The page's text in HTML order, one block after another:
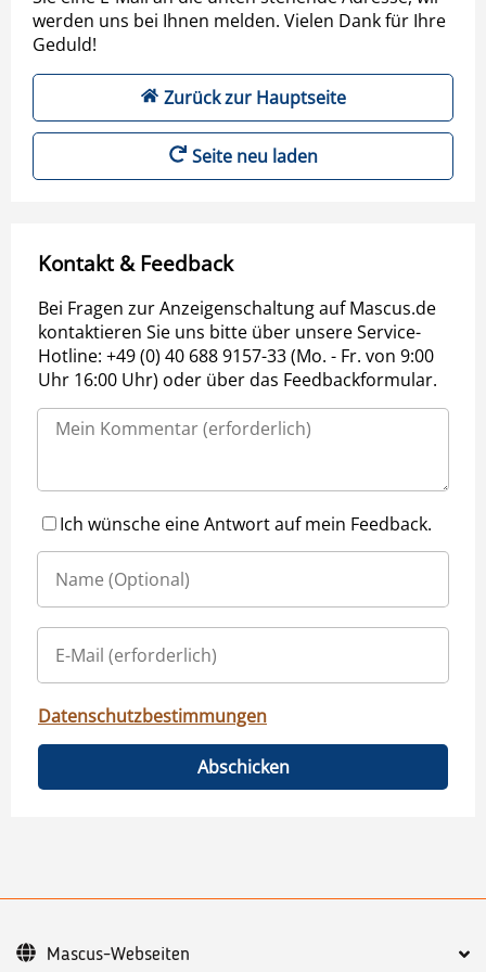
werden uns bei Ihnen melden. Vielen Dank für Ihre
Geduld!
Zurück zur Hauptseite
Seite neu laden
Kontakt & Feedback
Bei Fragen zur Anzeigenschaltung auf Mascus.de
kontaktieren Sie uns bitte über unsere Service-
Hotline: +49 (0) 40 688 9157-33 (Mo. - Fr. von 9:00
Uhr 16:00 Uhr) oder über das Feedbackformular.
Ich wünsche eine Antwort auf mein Feedback.
Datenschutzbestimmungen
Abschicken
Mascus-Webseiten